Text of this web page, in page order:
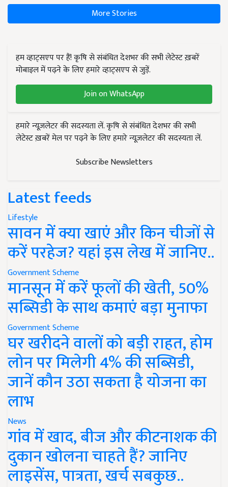
More Stories
हम व्हाट्सएप पर हैं! कृषि से संबंधित देशभर की सभी लेटेस्ट ख़बरें
मोबाइल में पढ़ने के लिए हमारे व्हाट्सएप से जुड़ें.
Join on WhatsApp
हमारे न्यूज़लेटर की सदस्यता लें. कृषि से संबंधित देशभर की सभी
लेटेस्ट ख़बरें मेल पर पढ़ने के लिए हमारे न्यूज़लेटर की सदस्यता लें.
Subscribe Newsletters
Latest feeds
Lifestyle
सावन में क्या खाएं और किन चीजों से
करें परहेज? यहां इस लेख में जानिए..
Government Scheme
मानसून में करें फूलों की खेती, 50%
सब्सिडी के साथ कमाएं बड़ा मुनाफा
Government Scheme
घर खरीदने वालों को बड़ी राहत, होम
लोन पर मिलेगी 4% की सब्सिडी,
जानें कौन उठा सकता है योजना का
लाभ
News
गांव में खाद, बीज और कीटनाशक की
दुकान खोलना चाहते हैं? जानिए
लाइसेंस, पात्रता, खर्च सबकुछ..